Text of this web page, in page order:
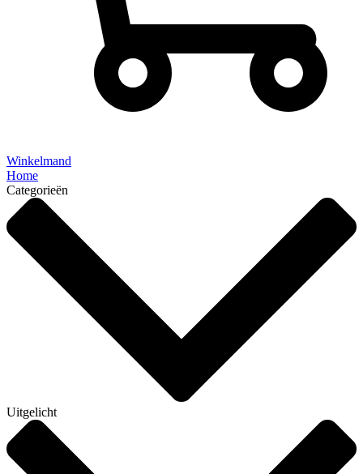
Winkelmand
Home
Categorieën
Uitgelicht